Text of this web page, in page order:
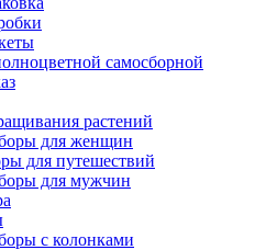
самосборной
растений
для женщин
для путешествий
для мужчин
с колонками